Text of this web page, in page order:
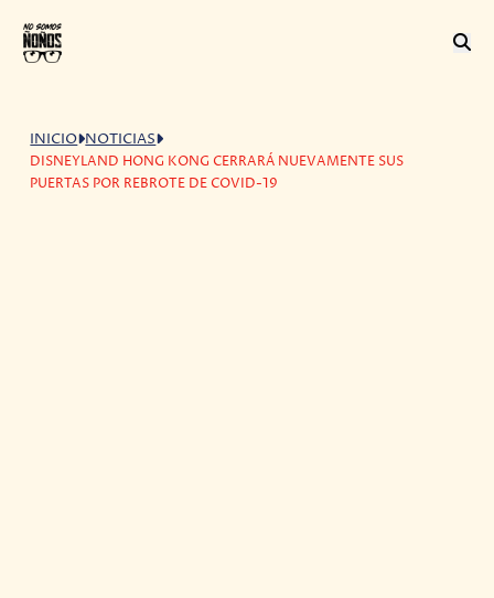
INICIO NOTICIAS
DISNEYLAND HONG KONG CERRARÁ NUEVAMENTE SUS
PUERTAS POR REBROTE DE COVID-19